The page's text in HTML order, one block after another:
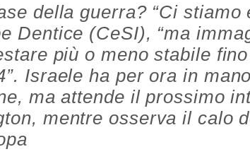
della guerra? “Ci stiamo
Dentice (CeSI), “ma
più o meno stabile
Israele ha per ora in
ma attende il prossimo
mentre osserva il calo